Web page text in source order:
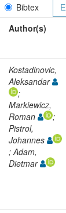
Bibtex
Author(s)
Kostadinovic,
Aleksandar
;
Markiewicz,
Roman
;
Pistrol,
Johannes
; Adam,
Dietmar